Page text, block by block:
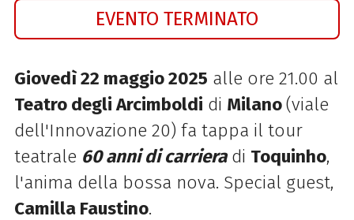
EVENTO TERMINATO
Giovedì 22 maggio 2025 alle ore 21.00 al
Teatro degli Arcimboldi di Milano(viale
dell'Innovazione 20) fa tappa il tour
teatrale 60 anni di carrieradi Toquinho,
l'anima della bossa nova. Special guest,
Camilla Faustino.